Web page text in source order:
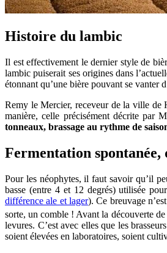
Histoire du lambic
Il est effectivement le dernier style de
lambic puiserait ses origines dans
étonnant qu’une bière pouvant se vanter
Remy le Mercier, receveur de la ville de
manière, celle précisément décrite par
tonneaux, brassage au rythme de
Fermentation spontanée,
Pour les néophytes, il faut savoir qu’il
basse (entre 4 et 12 degrés) utilisée
différence ale et lager). Ce breuvage
sorte, un comble ! Avant la découverte
levures. C’est avec elles que les
soient élevées en laboratoires, soient